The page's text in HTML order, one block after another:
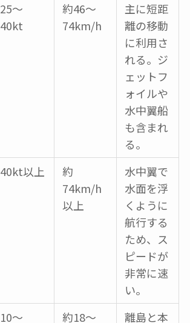
25～
40kt
約46～
74km/h
主に短距
離の移動
に利用さ
れる。ジ
ェットフ
ォイルや
水中翼船
も含まれ
る。
40kt以上
約
74km/h
以上
水中翼で
水面を浮
くように
航行する
ため、ス
ピードが
非常に速
い。
10～
約18～
離島と本